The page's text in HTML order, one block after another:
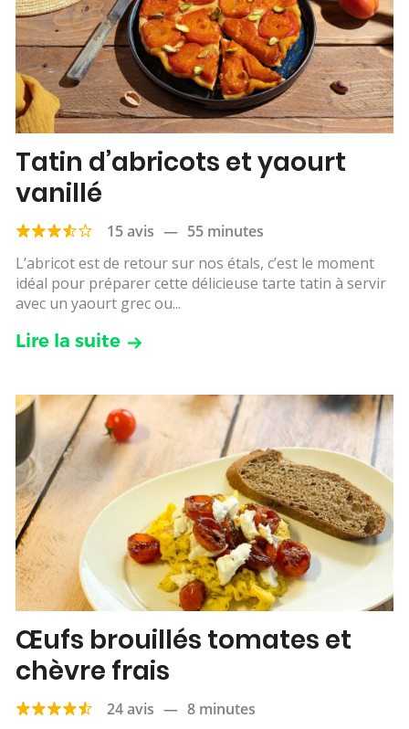
Tatin d’abricots et yaourt
vanillé
15 avis — 55 minutes
L’abricot est de retour sur nos étals, c’est le moment
idéal pour préparer cette délicieuse tarte tatin à servir
avec un yaourt grec ou...
Lire la suite
Œufs brouillés tomates et
chèvre frais
24 avis — 8 minutes